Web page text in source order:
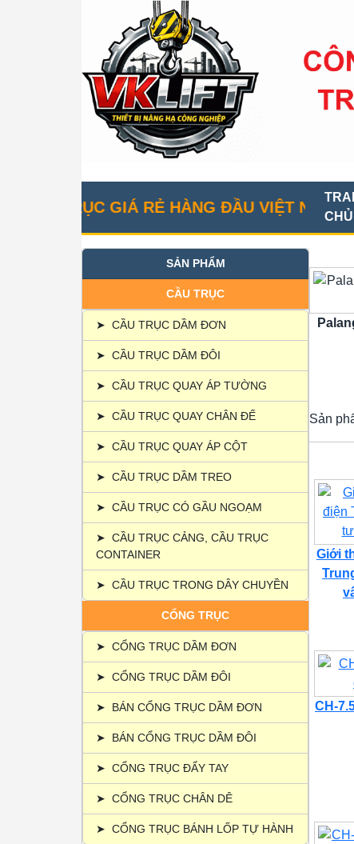
TRỤC GIÁ RẺ HÀNG ĐẦU VIỆT NAM
CHỦ
SẢN PHẨM
CẦU TRỤC
➤ CẦU TRỤC DẦM ĐƠN
➤ CẦU TRỤC DẦM ĐÔI
➤ CẦU TRỤC QUAY ÁP TƯỜNG
➤ CẦU TRỤC QUAY CHÂN ĐẾ
➤ CẦU TRỤC QUAY ÁP CỘT
➤ CẦU TRỤC DẦM TREO
➤ CẦU TRỤC CÓ GẦU NGOẠM
➤ CẦU TRỤC CẢNG, CẦU TRỤC
CONTAINER
➤ CẦU TRỤC TRONG DÂY CHUYỀN
CỔNG TRỤC
➤ CỔNG TRỤC DẦM ĐƠN
➤ CỔNG TRỤC DẦM ĐÔI
➤ BÁN CỔNG TRỤC DẦM ĐƠN
➤ BÁN CỔNG TRỤC DẦM ĐÔI
➤ CỔNG TRỤC ĐẨY TAY
➤ CỔNG TRỤC CHÂN DÊ
➤ CỔNG TRỤC BÁNH LỐP TỰ HÀNH
Sản
Giới
CH-